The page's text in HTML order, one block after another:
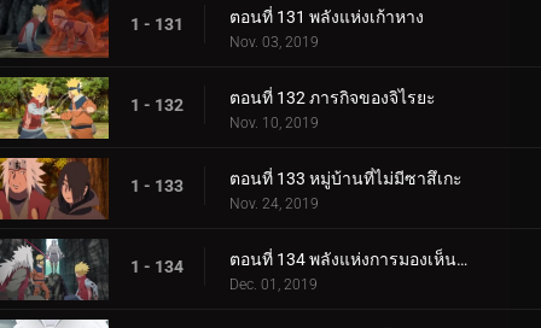
1 - 131 ตอนที่ 131 พลังแห่งเก้าหาง
Nov. 03, 2019
1 - 132 ตอนที่ 132 ภารกิจของจิไรยะ
Nov. 10, 2019
1 - 133 ตอนที่ 133 หมู่บ้านที่ไม่มีซาสึเกะ
Nov. 24, 2019
1 - 134 ตอนที่ 134 พลังแห่งการมองเห็นอนาคต
Dec. 01, 2019